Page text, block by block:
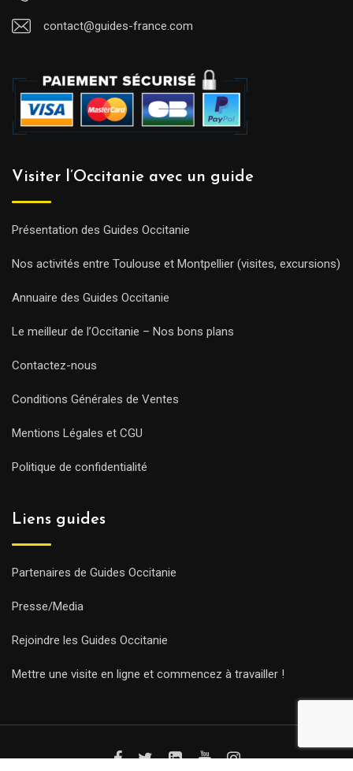
contact@guides-france.com
Visiter l’Occitanie avec un guide
Présentation des Guides Occitanie
Nos activités entre Toulouse et Montpellier (visites, excursions)
Annuaire des Guides Occitanie
Le meilleur de l’Occitanie – Nos bons plans
Contactez-nous
Conditions Générales de Ventes
Mentions Légales et CGU
Politique de confidentialité
Liens guides
Partenaires de Guides Occitanie
Presse/Media
Rejoindre les Guides Occitanie
Mettre une visite en ligne et commencez à travailler !